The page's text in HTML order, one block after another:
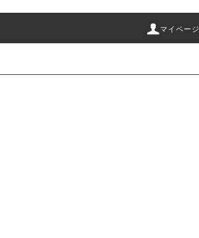
マイページ